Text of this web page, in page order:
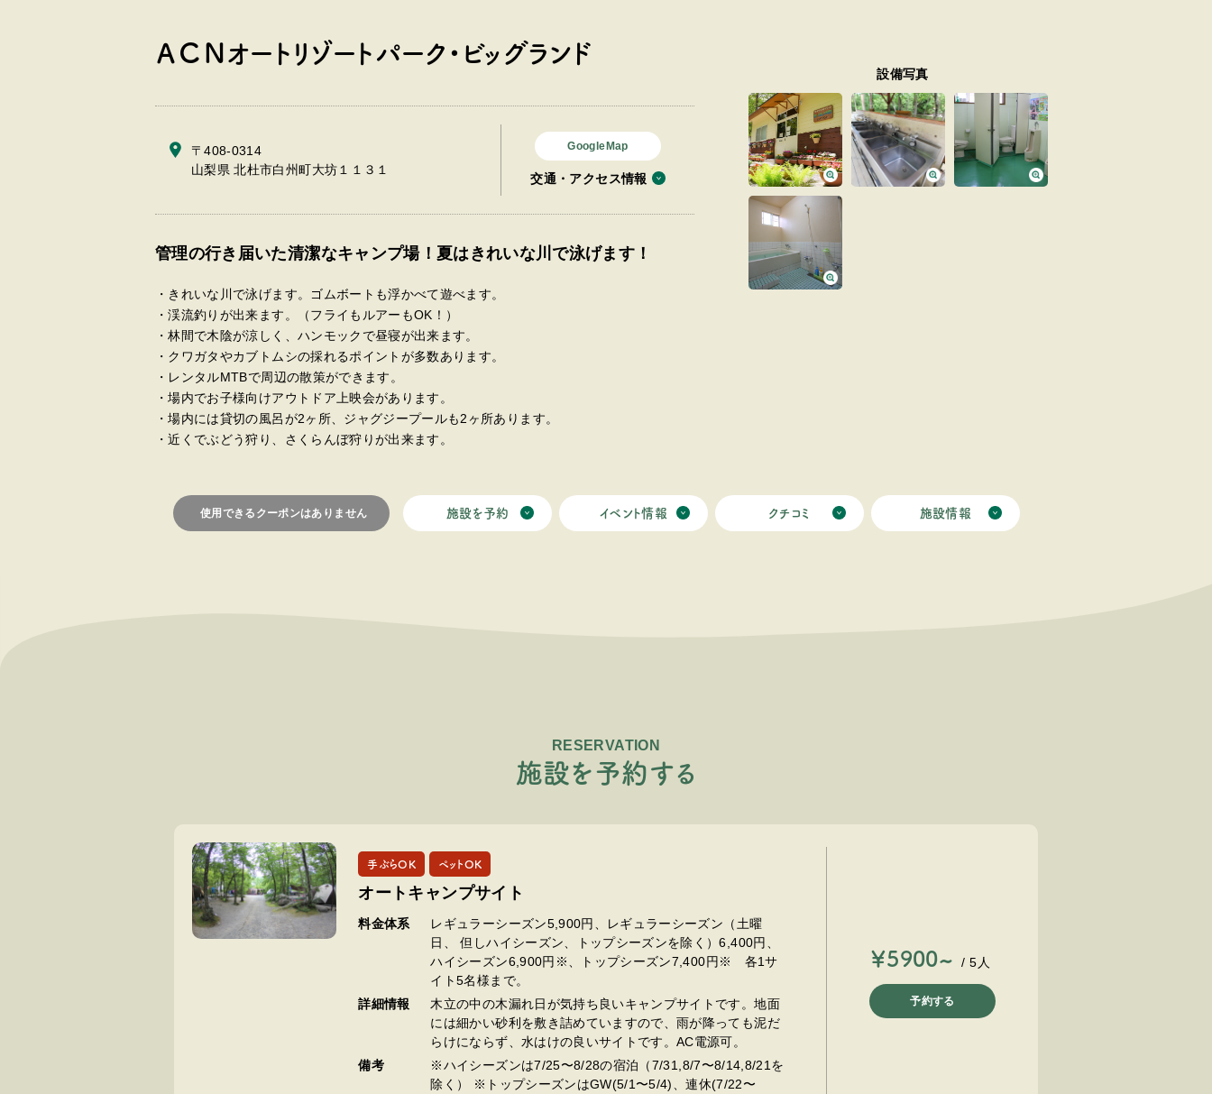
ＡＣＮオートリゾートパーク・ビッグランド
施設を予約 イベント情報 クチコミ 施設情報
使用できるクーポンはありません
〒408-0314
山梨県 北杜市白州町大坊１１３１
GoogleMap
交通・アクセス情報
管理の行き届いた清潔なキャンプ場！夏はきれいな川で泳げます！
・きれいな川で泳げます。ゴムボートも浮かべて遊べます。
・渓流釣りが出来ます。（フライもルアーもOK！）
・林間で木陰が涼しく、ハンモックで昼寝が出来ます。
・クワガタやカブトムシの採れるポイントが多数あります。
・レンタルMTBで周辺の散策ができます。
・場内でお子様向けアウトドア上映会があります。
・場内には貸切の風呂が2ヶ所、ジャグジープールも2ヶ所あります。
・近くでぶどう狩り、さくらんぼ狩りが出来ます。
設備写真
RESERVATION
施設を予約する
手ぶらOK ペットOK
オートキャンプサイト
料金体系
レギュラーシーズン5,900円、レギュラーシーズン（土曜
日、 但しハイシーズン、トップシーズンを除く）6,400円、
ハイシーズン6,900円※、トップシーズン7,400円※ 各1サ
イト5名様まで。
詳細情報
木立の中の木漏れ日が気持ち良いキャンプサイトです。地面
には細かい砂利を敷き詰めていますので、雨が降っても泥だ
らけにならず、水はけの良いサイトです。AC電源可。
備考
※ハイシーズンは7/25〜8/28の宿泊（7/31,8/7〜8/14,8/21を
除く） ※トップシーズンはGW(5/1〜5/4)、連休(7/22〜
￥5900~ / 5人
予約する